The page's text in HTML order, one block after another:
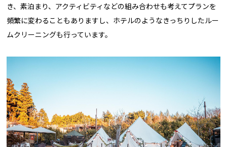
き、素泊まり、アクティビティなどの組み合わせも考えてプランを
頻繁に変わることもありますし、ホテルのようなきっちりしたルー
ムクリーニングも行っています。